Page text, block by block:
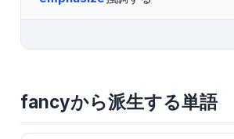
fancyから派生する単語